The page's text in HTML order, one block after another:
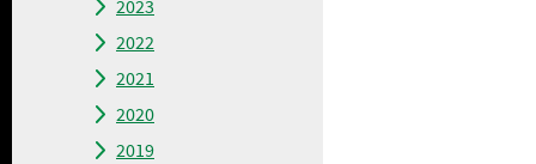
2023
2022
2021
2020
2019